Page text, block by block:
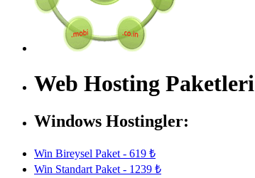
Web Hosting Paketleri
Windows Hostingler:
Win Bireysel Paket - 619 ₺
Win Standart Paket - 1239 ₺